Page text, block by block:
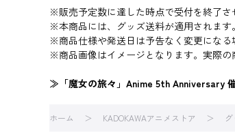
※販売予定数に達した時点で受付を終了さ
※本商品には、グッズ送料が適用されます
※商品仕様や発送日は予告なく変更になる
※商品画像はイメージとなります。実際の
≫「魔女の旅々」Anime 5th Anniversary
ホーム KADOKAWAアニメストア